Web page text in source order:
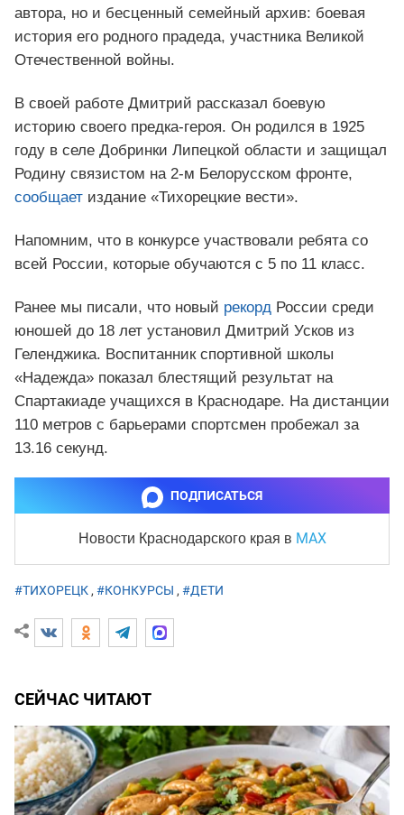
автора, но и бесценный семейный архив: боевая
история его родного прадеда, участника Великой
Отечественной войны.
В своей работе Дмитрий рассказал боевую
историю своего предка-героя. Он родился в 1925
году в селе Добринки Липецкой области и защищал
Родину связистом на 2-м Белорусском фронте,
сообщает издание «Тихорецкие вести».
Напомним, что в конкурсе участвовали ребята со
всей России, которые обучаются с 5 по 11 класс.
Ранее мы писали, что новый рекорд России среди
юношей до 18 лет установил Дмитрий Усков из
Геленджика. Воспитанник спортивной школы
«Надежда» показал блестящий результат на
Спартакиаде учащихся в Краснодаре. На дистанции
110 метров с барьерами спортсмен пробежал за
13.16 секунд.
ПОДПИСАТЬСЯ
Новости Краснодарского края в MAX
#ТИХОРЕЦК, #КОНКУРСЫ , #ДЕТИ
СЕЙЧАС ЧИТАЮТ